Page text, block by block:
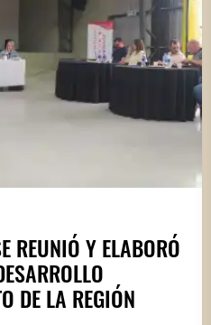
REUNIÓ Y ELABORÓ
DE LA REGIÓN